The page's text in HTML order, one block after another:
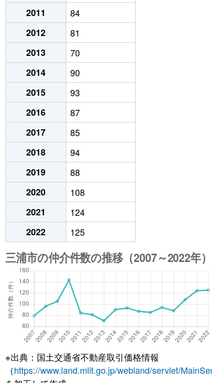
2011
84
2012
81
2013
70
2014
90
2015
93
2016
87
2017
85
2018
94
2019
88
2020
108
2021
124
2022
125
※出典：国土交通省不動産取引価格情報
（https://www.land.mlit.go.jp/webland/servlet/